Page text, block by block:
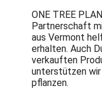
ONE TREE
Partnerschaft
aus Vermont
erhalten. Auch
verkauften
unterstützen
pflanzen.